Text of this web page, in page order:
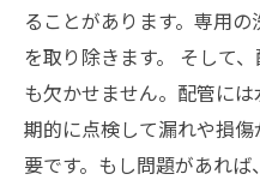
ることがあります。専用
を取り除きます。 そして
も欠かせません。配管に
期的に点検して漏れや損
要です。もし問題があれ